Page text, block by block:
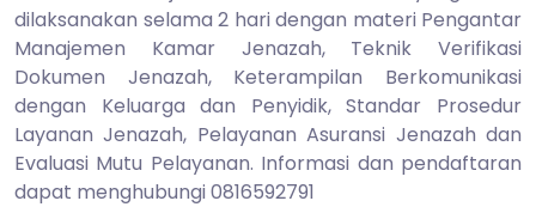
dilaksanakan selama 2 hari dengan materi Pengantar
Manajemen Kamar Jenazah, Teknik Verifikasi
Dokumen Jenazah, Keterampilan Berkomunikasi
dengan Keluarga dan Penyidik, Standar Prosedur
Layanan Jenazah, Pelayanan Asuransi Jenazah dan
Evaluasi Mutu Pelayanan. Informasi dan pendaftaran
dapat menghubungi 0816592791